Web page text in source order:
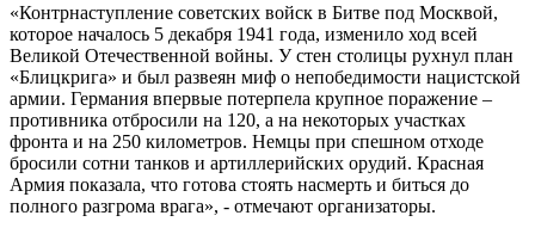
«Контрнаступление советских войск в Битве под Москвой,
которое началось 5 декабря 1941 года, изменило ход всей
Великой Отечественной войны. У стен столицы рухнул план
«Блицкрига» и был развеян миф о непобедимости нацистской
армии. Германия впервые потерпела крупное поражение –
противника отбросили на 120, а на некоторых участках
фронта и на 250 километров. Немцы при спешном отходе
бросили сотни танков и артиллерийских орудий. Красная
Армия показала, что готова стоять насмерть и биться до
полного разгрома врага», - отмечают организаторы.